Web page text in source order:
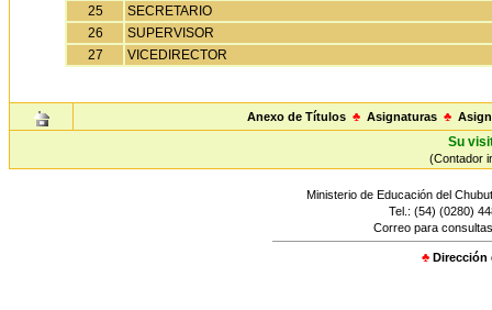
25
SECRETARIO
26
SUPERVISOR
27
VICEDIRECTOR
Anexo de Títulos ♣ Asignaturas ♣
Su
(Contador
Ministerio de Educación del
Tel.: (54) (0280)
Correo para
♣ Dirección